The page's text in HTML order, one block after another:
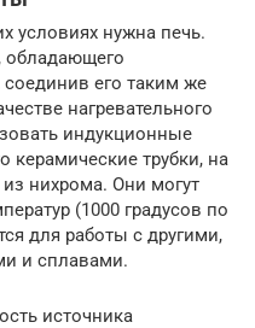
условиях нужна печь.
обладающего
соединив его таким же
нагревательного
индукционные
керамические трубки, на
нихрома. Они могут
(1000 градусов по
для работы с другими,
и сплавами.
источника